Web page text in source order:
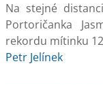
Na stejné
Portoričanka
rekordu mítinku
Petr Jelínek